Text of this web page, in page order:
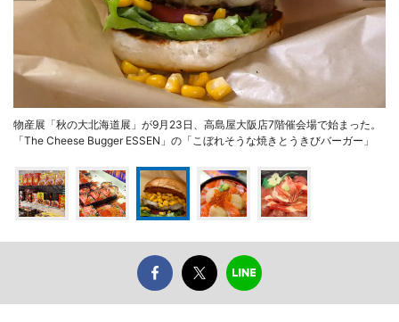
物産展「秋の大北海道展」が9月23日、高島屋大阪店7階催会場で始まった。
「The Cheese Bugger ESSEN」の「こぼれそうな焼きとうきびバーガー」